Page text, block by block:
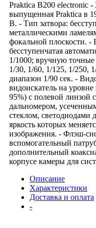
Praktica B200 electronic -
выпущенная Praktica в
B. - Тип затвора:
металлическими
фокальной плоскости. -
бесступенчатая
1/1000; вручную точные
1/30, 1/60, 1/125, 1/250,
диапазон 1/90 сек. -
видоискатель на уровне
95%) с полевой
дальномером,
стеклом, светодиодами
яркость которых
изображения. - Флэш-
вспомогательный
дополнительный
корпусе камеры для
Описание
Характеристики
Доставка и оплата
-